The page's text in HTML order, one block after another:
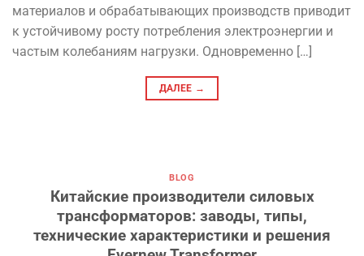
материалов и обрабатывающих производств приводит
к устойчивому росту потребления электроэнергии и
частым колебаниям нагрузки. Одновременно […]
ДАЛЕЕ →
BLOG
Китайские производители силовых
трансформаторов: заводы, типы,
технические характеристики и решения